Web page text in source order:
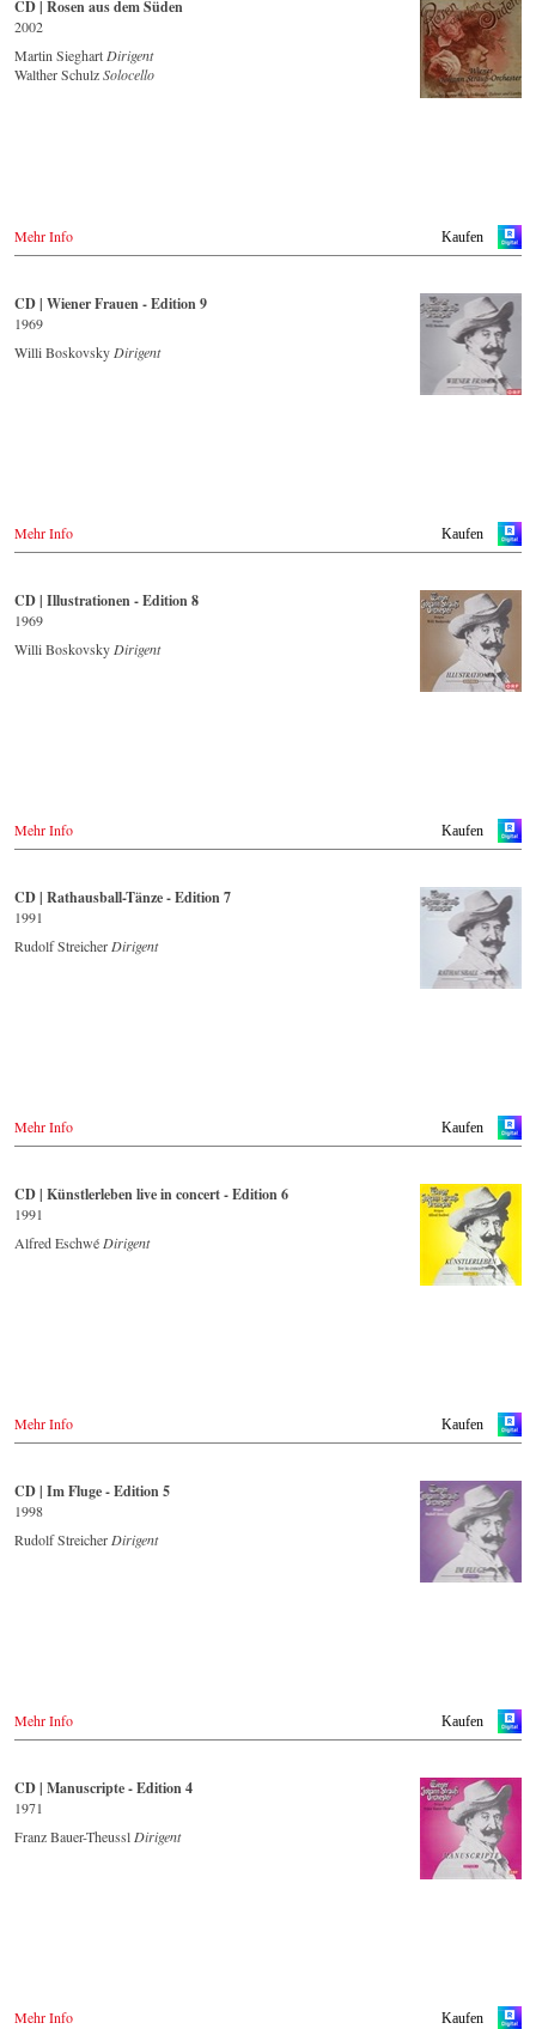
Japan / 日本
King Records
Amazon.co.jp
Naxosdirect.com
Amazon.com
Naxos.com
Amazon.de
JPC.de
Saturn.de
Amazon.co.uk
Europadisc.co.uk
- - - - - - - - ASIEN - - - - - - - -
USA
Naxosdirect.com
- - - - - - - - ANDERE LÄNDER - - - - - - - -
Naxos.com
CD | Rosen aus dem Süden
2002
Martin Sieghart Dirigent
Walther SchulzSolocello
Kaufen
Mehr Info
CD | Wiener Frauen - Edition 9
1969
Willi Boskovsky Dirigent
Kaufen
Mehr Info
CD | Illustrationen - Edition 8
1969
Willi Boskovsky Dirigent
Kaufen
Mehr Info
CD | Rathausball-Tänze - Edition 7
1991
Rudolf Streicher Dirigent
Kaufen
Mehr Info
CD | Künstlerleben live in concert - Edition 6
1991
Alfred Eschwé Dirigent
Kaufen
Mehr Info
CD | Im Fluge - Edition 5
1998
Rudolf Streicher Dirigent
Kaufen
Mehr Info
CD | Manuscripte - Edition 4
1971
Franz Bauer-Theussl Dirigent
Kaufen
Mehr Info